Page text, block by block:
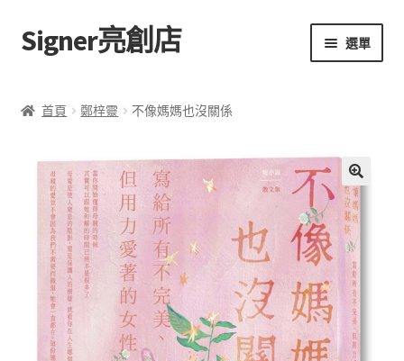
跳
至
覽
跳
至
要
Signer亮創店 選單
學校選書（小學）
學校選書（中學）
「此時此地 看見亮光」2025特展
網上書店
首頁 鄭梓靈 不像媽媽也沒關係
🔍